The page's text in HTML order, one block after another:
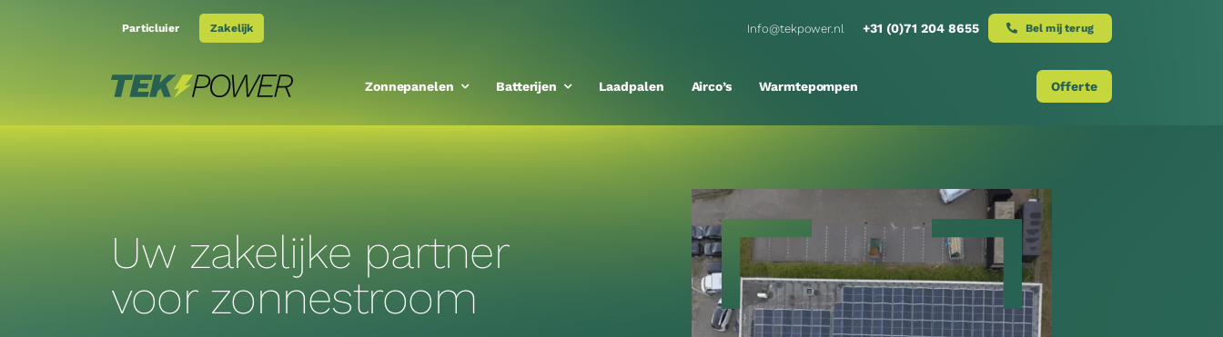
Particluier Zakelijk Info@tekpower.nl +31 (0)71 204 8655 Bel mij terug
Zonnepanelen Batterijen Laadpalen Airco’s Warmtepompen Offerte
Uw zakelijke partner
voor zonnestroom